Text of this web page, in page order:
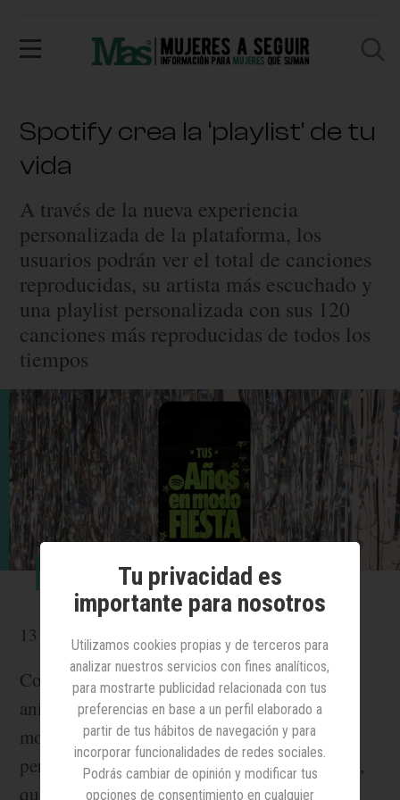
Spotify crea la ‘playlist’ de tu
vida
A través de la nueva experiencia
personalizada de la plataforma, los
usuarios podrán ver el total de canciones
reproducidas, su artista más escuchado y
una playlist personalizada con sus 120
canciones más reproducidas de todos los
tiempos
Foto: Spotify.
13 mayo 2026
Como parte de la celebración de su 20
aniversario, Spotify ha lanzado ‘20 años en
modo fiesta’, una nueva experiencia
personalizada, ya disponible dentro de la app,
que invita a los usuarios a redescubrir su
Tu privacidad es
importante para nosotros
Utilizamos cookies propias y de terceros para
analizar nuestros servicios con fines analíticos,
para mostrarte publicidad relacionada con tus
preferencias en base a un perfil elaborado a
partir de tus hábitos de navegación y para
incorporar funcionalidades de redes sociales.
Podrás cambiar de opinión y modificar tus
opciones de consentimiento en cualquier